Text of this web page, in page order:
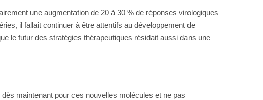
une augmentation de 20 à 30 % de réponses virologiques
il fallait continuer à être attentifs au développement de
le futur des stratégies thérapeutiques résidait aussi dans une
maintenant pour ces nouvelles molécules et ne pas